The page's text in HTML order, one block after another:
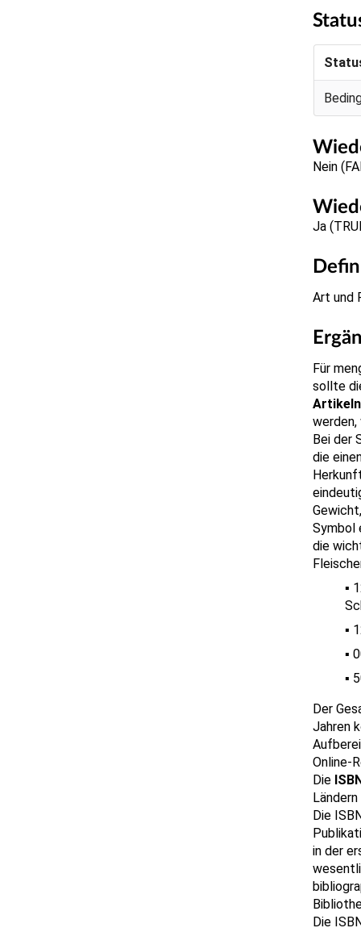
Nein
Ja
Art und
Für
sollte
Bei der
die
Symbol
die
Der
Jahren
Online-
Die
Die
in der
Die